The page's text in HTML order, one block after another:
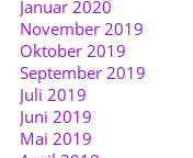
Januar 2020
November 2019
Oktober 2019
September 2019
Juli 2019
Juni 2019
Mai 2019